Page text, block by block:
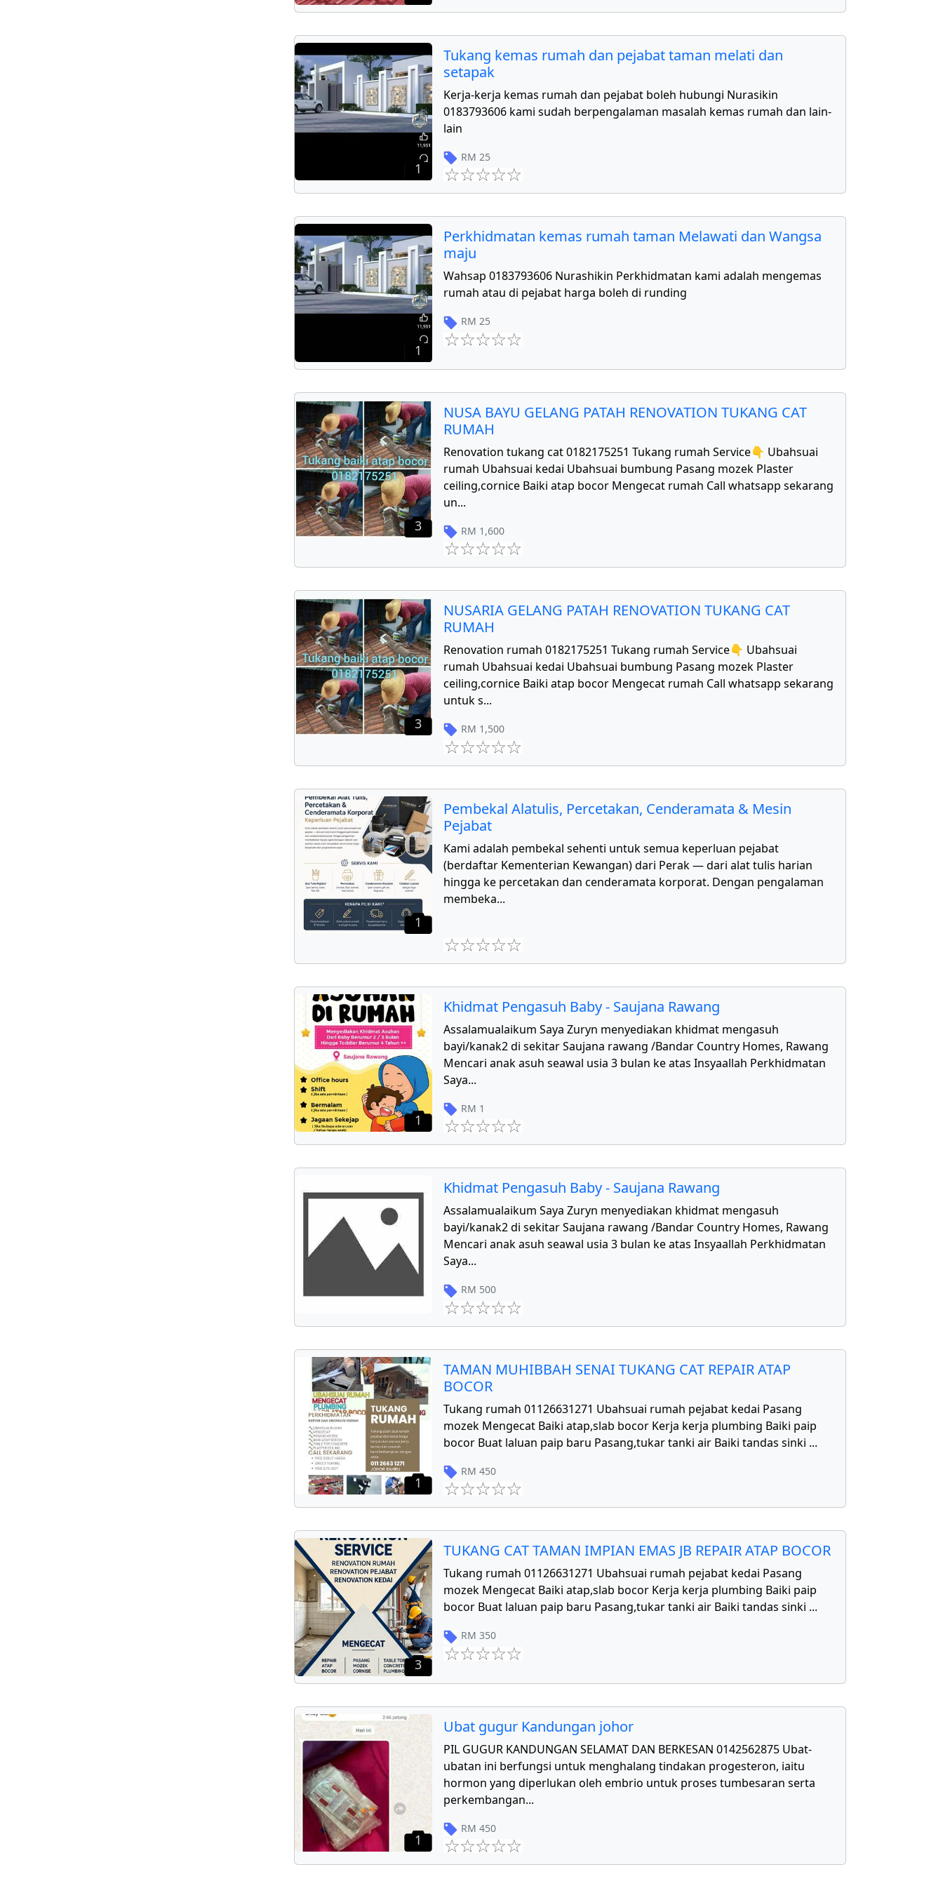
1
Tukang kemas rumah dan pejabat taman melati dan
setapak
Kerja-kerja kemas rumah dan pejabat boleh hubungi Nurasikin
0183793606 kami sudah berpengalaman masalah kemas rumah dan lain-
lain
RM 25
1
Perkhidmatan kemas rumah taman Melawati dan Wangsa
maju
Wahsap 0183793606 Nurashikin Perkhidmatan kami adalah mengemas
rumah atau di pejabat harga boleh di runding
RM 25
3
NUSA BAYU GELANG PATAH RENOVATION TUKANG CAT
RUMAH
Renovation tukang cat 0182175251 Tukang rumah Service👇 Ubahsuai
rumah Ubahsuai kedai Ubahsuai bumbung Pasang mozek Plaster
ceiling,cornice Baiki atap bocor Mengecat rumah Call whatsapp sekarang
un...
RM 1,600
3
NUSARIA GELANG PATAH RENOVATION TUKANG CAT
RUMAH
Renovation rumah 0182175251 Tukang rumah Service👇 Ubahsuai
rumah Ubahsuai kedai Ubahsuai bumbung Pasang mozek Plaster
ceiling,cornice Baiki atap bocor Mengecat rumah Call whatsapp sekarang
untuk s...
RM 1,500
1
Pembekal Alatulis, Percetakan, Cenderamata & Mesin
Pejabat
Kami adalah pembekal sehenti untuk semua keperluan pejabat
(berdaftar Kementerian Kewangan) dari Perak — dari alat tulis harian
hingga ke percetakan dan cenderamata korporat. Dengan pengalaman
membeka...
1
Khidmat Pengasuh Baby - Saujana Rawang
Assalamualaikum Saya Zuryn menyediakan khidmat mengasuh
bayi/kanak2 di sekitar Saujana rawang /Bandar Country Homes, Rawang
Mencari anak asuh seawal usia 3 bulan ke atas Insyaallah Perkhidmatan
Saya...
RM 1
Khidmat Pengasuh Baby - Saujana Rawang
Assalamualaikum Saya Zuryn menyediakan khidmat mengasuh
bayi/kanak2 di sekitar Saujana rawang /Bandar Country Homes, Rawang
Mencari anak asuh seawal usia 3 bulan ke atas Insyaallah Perkhidmatan
Saya...
RM 500
1
TAMAN MUHIBBAH SENAI TUKANG CAT REPAIR ATAP
BOCOR
Tukang rumah 01126631271 Ubahsuai rumah pejabat kedai Pasang
mozek Mengecat Baiki atap,slab bocor Kerja kerja plumbing Baiki paip
bocor Buat laluan paip baru Pasang,tukar tanki air Baiki tandas sinki ...
RM 450
3
TUKANG CAT TAMAN IMPIAN EMAS JB REPAIR ATAP BOCOR
Tukang rumah 01126631271 Ubahsuai rumah pejabat kedai Pasang
mozek Mengecat Baiki atap,slab bocor Kerja kerja plumbing Baiki paip
bocor Buat laluan paip baru Pasang,tukar tanki air Baiki tandas sinki ...
RM 350
1
Ubat gugur Kandungan johor
PIL GUGUR KANDUNGAN SELAMAT DAN BERKESAN 0142562875 Ubat-
ubatan ini berfungsi untuk menghalang tindakan progesteron, iaitu
hormon yang diperlukan oleh embrio untuk proses tumbesaran serta
perkembangan...
RM 450